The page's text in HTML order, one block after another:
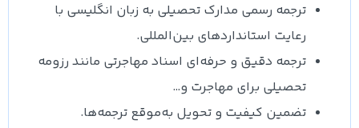
ترجمه رسمی مدارک تحصیلی به زبان انگلیسی با
رعایت استانداردهای بین‌المللی.
ترجمه دقیق و حرفه‌ای اسناد مهاجرتی مانند رزومه
تحصیلی برای مهاجرت و…
تضمین کیفیت و تحویل به‌موقع ترجمه‌ها.